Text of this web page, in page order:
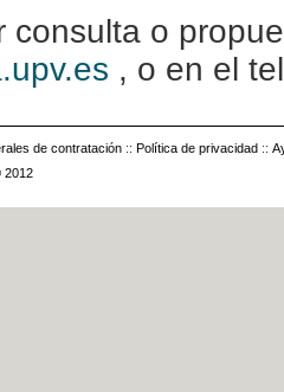
consulta o
, o en el
de contratación :: Política de privacidad ::
2012